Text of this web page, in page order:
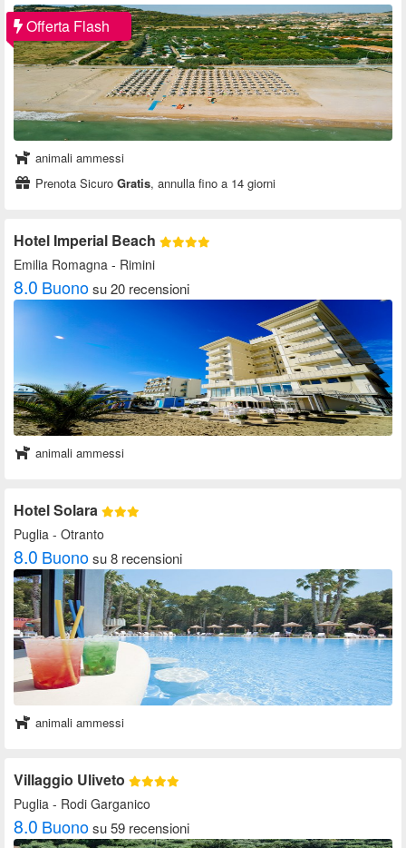
Offerta Flash
animali ammessi
Prenota Sicuro Gratis, annulla fino a 14 giorni
Hotel Imperial Beach
Emilia Romagna - Rimini
8.0 Buonosu 20 recensioni
animali ammessi
Hotel Solara
Puglia - Otranto
8.0 Buonosu 8 recensioni
animali ammessi
Villaggio Uliveto
Puglia - Rodi Garganico
8.0 Buonosu 59 recensioni